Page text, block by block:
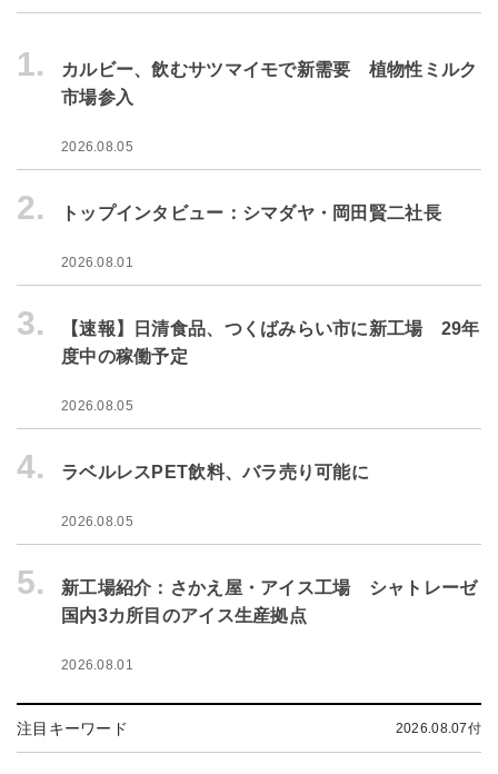
1.
カルビー、飲むサツマイモで新需要 植物性ミルク
市場参入
2026.08.05
2. トップインタビュー：シマダヤ・岡田賢二社長
2026.08.01
3.
【速報】日清食品、つくばみらい市に新工場 29年
度中の稼働予定
2026.08.05
4. ラベルレスPET飲料、バラ売り可能に
2026.08.05
5.
新工場紹介：さかえ屋・アイス工場 シャトレーゼ
国内3カ所目のアイス生産拠点
2026.08.01
注目キーワード 2026.08.07付